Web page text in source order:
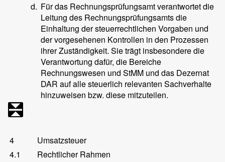
d. Für das Rechnungsprüfungsamt verantwortet die
Leitung des Rechnungsprüfungsamts die
Einhaltung der steuerrechtlichen Vorgaben und
der vorgesehenen Kontrollen in den Prozessen
ihrer Zuständigkeit. Sie trägt insbesondere die
Verantwortung dafür, die Bereiche
Rechnungswesen und StMM und das Dezernat
DAR auf alle steuerlich relevanten Sachverhalte
hinzuweisen bzw. diese mitzuteilen.
4
Umsatzsteuer
4.1
Rechtlicher Rahmen